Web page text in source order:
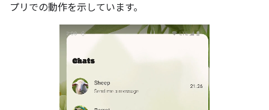
プリでの動作を示しています。